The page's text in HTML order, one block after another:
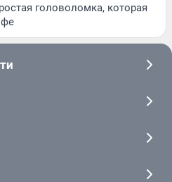
головоломка, которая